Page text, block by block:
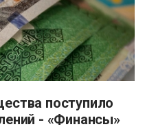
- «Финансы»